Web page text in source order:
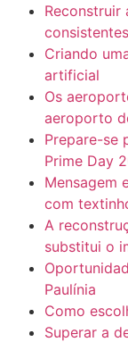
Reconstruir
consistentes
Criando
artificial
Os
aeroporto
Prepare-se
Prime Day
Mensagem
com
A
substitui o
Paulínia
Como
Superar a